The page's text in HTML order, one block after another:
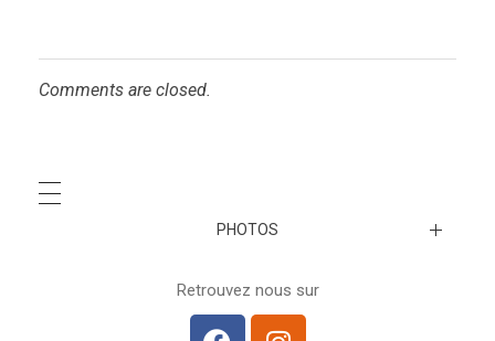
Comments are closed.
PHOTOS
Retrouvez nous sur